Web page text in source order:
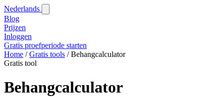
Nederlands
Blog‎
Prijzen
Inloggen
Gratis proefperiode starten
Home / Gratis tools / Behangcalculator
Gratis tool
Behangcalculator